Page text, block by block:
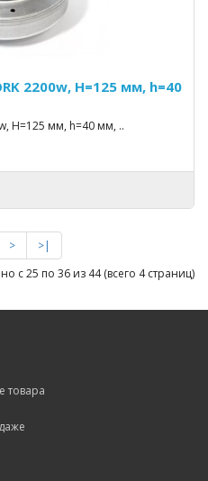
2200w, H=125 мм, h=40
H=125 мм, h=40 мм, ..
>
>|
с 25 по 36 из 44 (всего 4 страниц)
товара